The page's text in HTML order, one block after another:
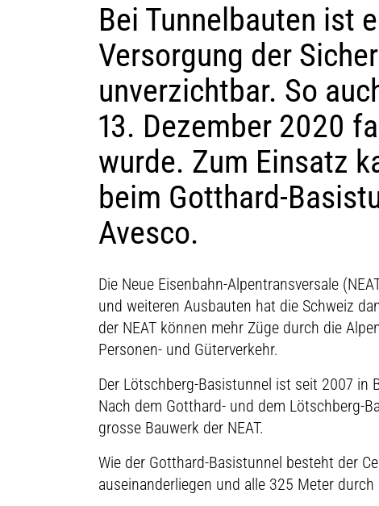
Bei Tunnelbauten ist
Versorgung der
unverzichtbar. So
13. Dezember 2020
wurde. Zum Einsatz
beim Gotthard-
Avesco.
Die Neue Eisenbahn-Alpentransversale
und weiteren Ausbauten hat die Schweiz
der NEAT können mehr Züge durch die
Personen- und Güterverkehr.
Der Lötschberg-Basistunnel ist seit 2007 in
Nach dem Gotthard- und dem Lötschberg-
grosse Bauwerk der NEAT.
Wie der Gotthard-Basistunnel besteht der
auseinanderliegen und alle 325 Meter